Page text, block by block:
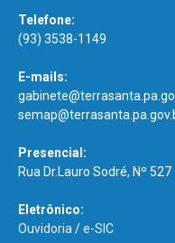
Telefone:
(93) 3538-1149
E-mails:
Presencial:
Rua Dr.Lauro Sodré, Nº
Eletrônico:
Ouvidoria /e-SIC